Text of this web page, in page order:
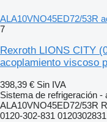
ALA10VNO45ED72/53R
7
Rexroth LIONS CITY
acoplamiento viscoso
398,39 € Sin IVA
Sistema de refrigeración
ALA10VNO45ED72/53R
0120-302-831 0120302831